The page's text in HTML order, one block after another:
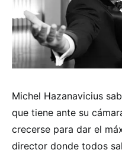
Michel Hazanavicius
que tiene ante su
crecerse para dar el
director donde todos